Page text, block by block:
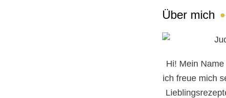
Über mich
Hi! Mein
ich freue mich